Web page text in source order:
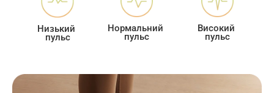
Низький
пульс
Нормальний
пульс
Високий
пульс